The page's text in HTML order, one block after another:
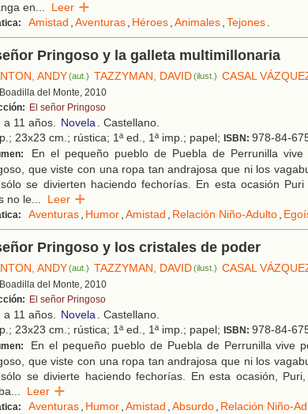
en... Leer
Amistad ,Aventuras, Héroes,Animales,Tejones.
Pringoso y la galleta multimillonaria
ANDY(aut.) TAZZYMAN, DAVID(ilust.) CASAL
del Monte, 2010
El señor Pringoso
a 11 años. Novela. Castellano.
23x23 cm.; rústica; 1ª ed., 1ª imp.; papel; ISBN: 978-84-
En el pequeño pueblo de Puebla de Perrunilla
que viste con una ropa tan andrajosa que ni los
se divierten haciendo fechorías. En esta ocasión
no le... Leer
Aventuras, Humor,Amistad , Relación Niño-Adulto,
Pringoso y los cristales de poder
ANDY(aut.) TAZZYMAN, DAVID(ilust.) CASAL
del Monte, 2010
El señor Pringoso
a 11 años. Novela. Castellano.
23x23 cm.; rústica; 1ª ed., 1ª imp.; papel; ISBN: 978-84-
En el pequeño pueblo de Puebla de Perrunilla vive
que viste con una ropa tan andrajosa que ni los
se divierte haciendo fechorías. En esta ocasión,
... Leer
Aventuras, Humor,Amistad ,Absurdo, Relación Niño-